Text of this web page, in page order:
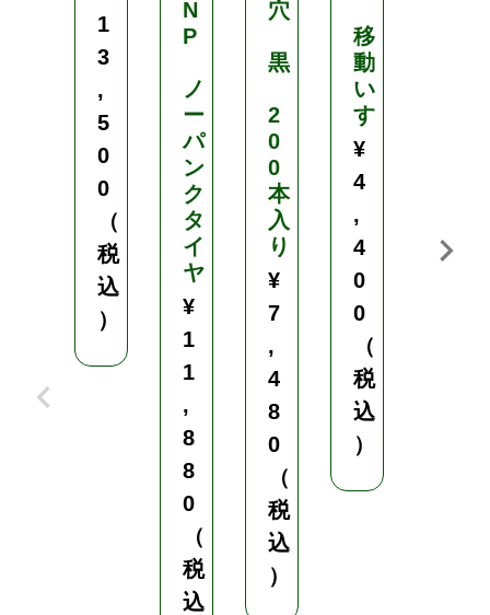
1
3
,
5
0
0
（
税
込
）
N
P
ノ
ー
パ
ン
ク
タ
イ
ヤ
¥
1
1
,
8
8
0
（
税
込
穴
黒
2
0
0
本
入
り
¥
7
,
4
8
0
（
税
込
）
移
動
い
す
¥
4
,
4
0
0
（
税
込
）
ろ